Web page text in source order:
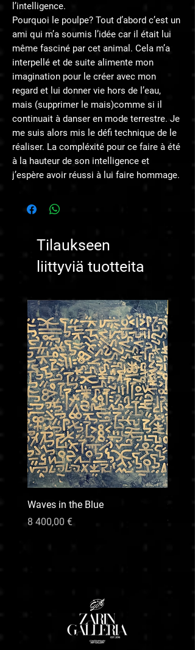
l’intelligence.
Pourquoi le poulpe? Tout d’abord c’est un
ami qui m’a soumis l’idée car il était lui
même fasciné par cet animal. Cela m’a
interpellé et de suite alimente mon
imagination pour le créer avec mon
regard et lui donner vie hors de l’eau,
mais (supprimer le mais)comme si il
continuait à danser en mode terrestre. Je
me suis alors mis le défi technique de le
réaliser. La compléxité pour ce faire à été
à la hauteur de son intelligence et
j’espère avoir réussi à lui faire hommage.
Tilaukseen
liittyviä tuotteita
Waves in the Blue
Hinta
8 400,00 €
Hinta
99